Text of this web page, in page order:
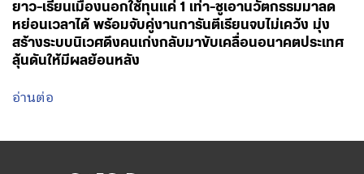
ยาว-เรียนเมืองนอกใช้ทุนแค่ 1 เท่า-ชูเอานวัตกรรมมาลด
หย่อนเวลาได้ พร้อมจับคู่งานการันตีเรียนจบไม่เคว้ง มุ่ง
สร้างระบบนิเวศดึงคนเก่งกลับมาขับเคลื่อนอนาคตประเทศ
ลุ้นดันให้มีผลย้อนหลัง
อ่านต่อ